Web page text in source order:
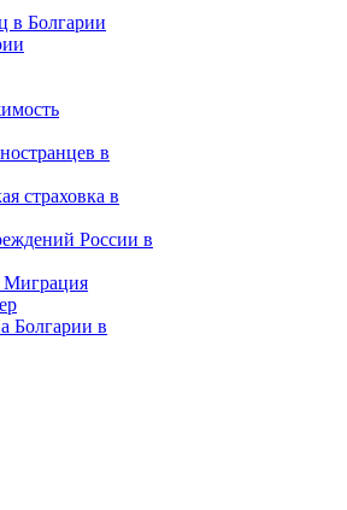
в Болгарии
в
страховка в
России в
Миграция
Болгарии в